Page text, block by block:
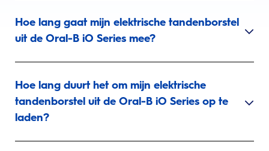
Hoe lang gaat mijn elektrische tandenborstel
uit de Oral-B iO Series mee?
Hoe lang duurt het om mijn elektrische
tandenborstel uit de Oral-B iO Series op te
laden?